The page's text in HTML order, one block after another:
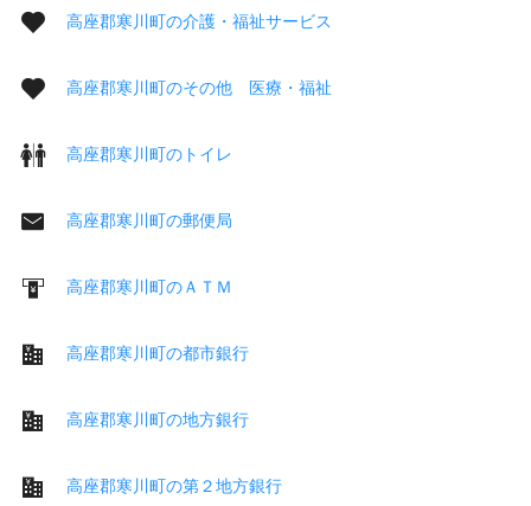
高座郡寒川町の介護・福祉サービス
高座郡寒川町のその他 医療・福祉
高座郡寒川町のトイレ
高座郡寒川町の郵便局
高座郡寒川町のＡＴＭ
高座郡寒川町の都市銀行
高座郡寒川町の地方銀行
高座郡寒川町の第２地方銀行